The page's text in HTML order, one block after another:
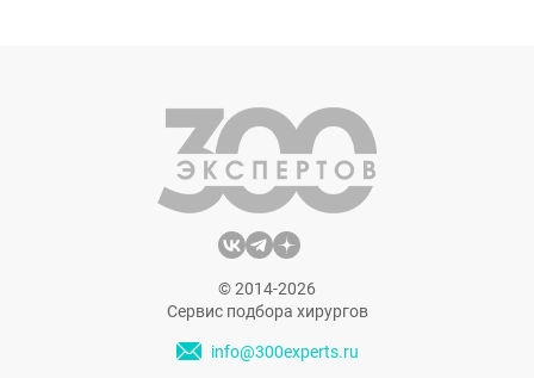
© 2014-2026
Сервис подбора хирургов
info@300experts.ru